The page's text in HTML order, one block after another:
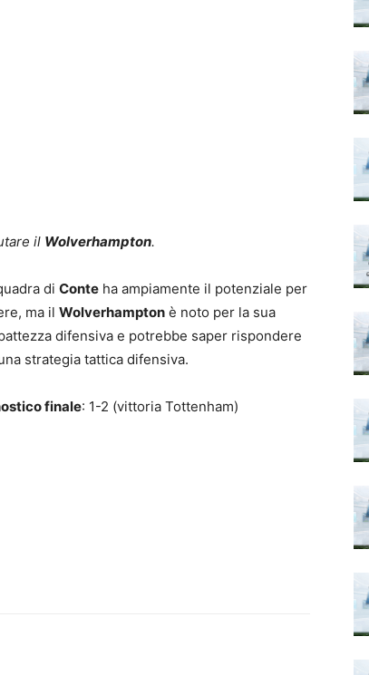
il Wolverhampton.
di Conte ha ampiamente il potenziale per
ma il Wolverhampton è noto per la sua
difensiva e potrebbe saper rispondere
strategia tattica difensiva.
finale: 1-2 (vittoria Tottenham)